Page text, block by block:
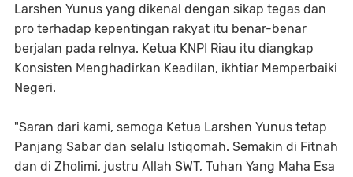
Larshen Yunus yang dikenal dengan sikap tegas dan
pro terhadap kepentingan rakyat itu benar-benar
berjalan pada relnya. Ketua KNPI Riau itu diangkap
Konsisten Menghadirkan Keadilan, ikhtiar Memperbaiki
Negeri.
"Saran dari kami, semoga Ketua Larshen Yunus tetap
Panjang Sabar dan selalu Istiqomah. Semakin di Fitnah
dan di Zholimi, justru Allah SWT, Tuhan Yang Maha Esa